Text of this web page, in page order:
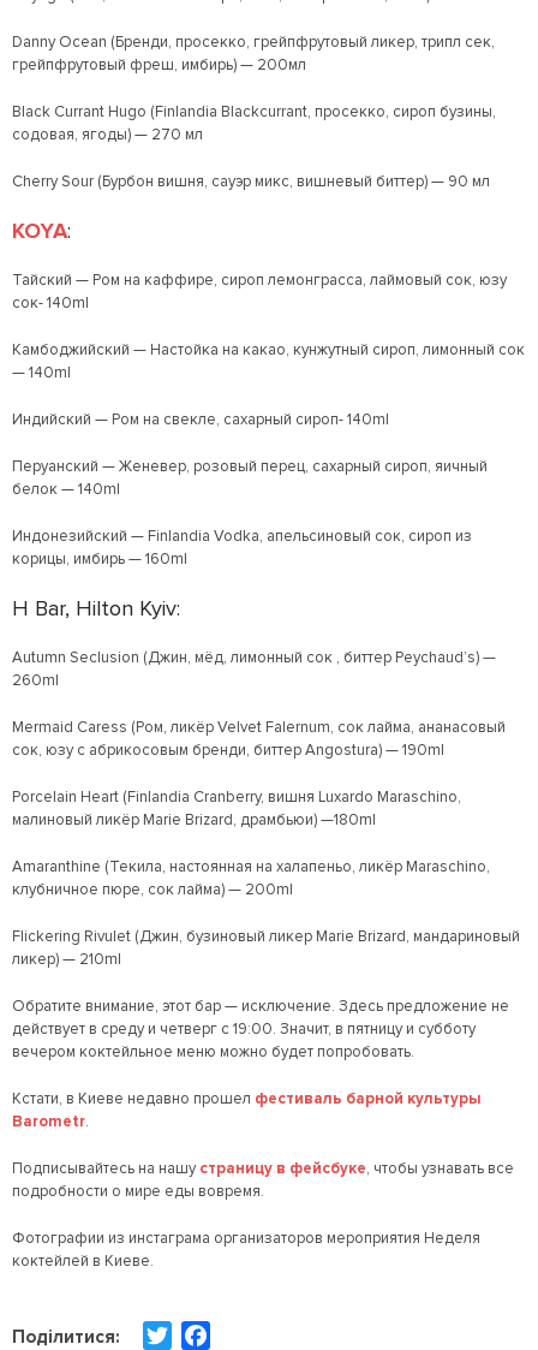
Danny Ocean (Бренди, просекко, грейпфрутовый ликер, трипл сек,
грейпфрутовый фреш, имбирь) — 200мл
Black Currant Hugo (Finlandia Blackcurrant, просекко, сироп бузины,
содовая, ягоды) — 270 мл
Cherry Sour (Бурбон вишня, сауэр микс, вишневый биттер) — 90 мл
KOYA:
Тайский — Ром на каффире, сироп лемонграсса, лаймовый сок, юзу
сок- 140ml
Камбоджийский — Настойка на какао, кунжутный сироп, лимонный сок
— 140ml
Индийский — Ром на свекле, сахарный сироп- 140ml
Перуанский — Женевер, розовый перец, сахарный сироп, яичный
белок — 140ml
Индонезийский — Finlandia Vodka, апельсиновый сок, сироп из
корицы, имбирь — 160ml
H Bar, Hilton Kyiv:
Autumn Seclusion (Джин, мёд, лимонный сок , биттер Peychaud’s) —
260ml
Mermaid Caress (Ром, ликёр Velvet Falernum, сок лайма, ананасовый
сок, юзу с абрикосовым бренди, биттер Angostura) — 190ml
Porcelain Heart (Finlandia Cranberry, вишня Luxardo Maraschino,
малиновый ликёр Marie Brizard, драмбьюи) —180ml
Amaranthine (Текила, настоянная на халапеньо, ликёр Maraschino,
клубничное пюре, сок лайма) — 200ml
Flickering Rivulet (Джин, бузиновый ликер Marie Brizard, мандариновый
ликер) — 210ml
Обратите внимание, этот бар — исключение. Здесь предложение не
действует в среду и четверг с 19:00. Значит, в пятницу и субботу
вечером коктейльное меню можно будет попробовать.
Кстати, в Киеве недавно прошел фестиваль барной культуры
Barometr.
Подписывайтесь на нашустраницу в фейсбуке, чтобы узнавать все
подробности о мире еды вовремя.
Фотографии из инстаграма организаторов мероприятия Неделя
коктейлей в Киеве.
Поділитися: